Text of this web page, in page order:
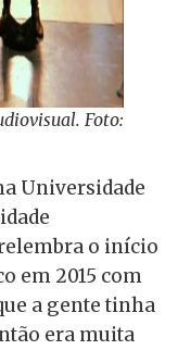
Foto:
Universidade
o início
em 2015 com
a gente tinha
era muita